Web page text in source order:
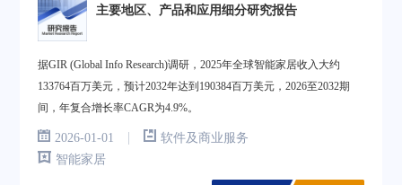
主要地区、产品和应用细分研究报告
据GIR (Global Info Research)调研，2025年全球智能家居收入大约
133764百万美元，预计2032年达到190384百万美元，2026至2032期
间，年复合增长率CAGR为4.9%。
2026-01-01 |
软件及商业服务
智能家居